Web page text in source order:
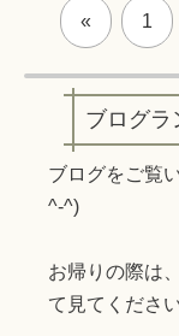
« 1
ブログラ
ブログをご覧
^-^)
お帰りの際は
て見てください